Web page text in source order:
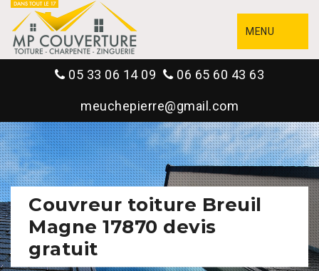
MENU
05 33 06 14 09 06 65 60 43 63
meuchepierre@gmail.com
Couvreur toiture Breuil
Magne 17870 devis
gratuit